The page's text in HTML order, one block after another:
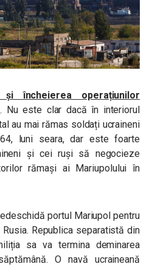
și încheierea operațiunilor
. Nu este clar dacă în interiorul
au mai rămas soldați ucraineni
luni seara, dar este foarte
și cei ruși să negocieze
rămași ai Mariupolului în
portul Mariupol pentru
Republica separatistă din
sa va termina deminarea
O navă ucraineană